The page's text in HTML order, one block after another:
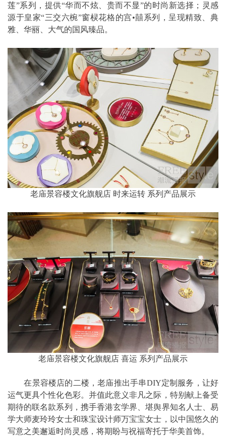
莲”系列，提供“华而不炫、贵而不显”的时尚新选择；灵感
源于皇家“三交六椀”窗棂花格的宫•囍系列，呈现精致、典
雅、华丽、大气的国风臻品。
老庙景容楼文化旗舰店 时来运转 系列产品展示
老庙景容楼文化旗舰店 喜运 系列产品展示
在景容楼店的二楼，老庙推出手串DIY定制服务，让好
运气更具个性化色彩。并值此意义非凡之际，特别献上备受
期待的联名款系列，携手香港玄学界、堪舆界知名人士、易
学大师麦玲玲女士和珠宝设计师万宝宝女士，以中国悠久的
写意之美邂逅时尚灵感，将期盼与祝福寄托于华美首饰。